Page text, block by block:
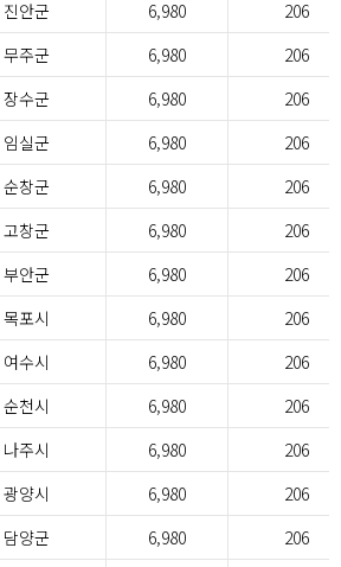
진안군 6,980
206
무주군 6,980
206
장수군 6,980
206
임실군 6,980
206
순창군 6,980
206
고창군 6,980
206
부안군 6,980
206
목포시 6,980
206
여수시 6,980
206
순천시 6,980
206
나주시 6,980
206
광양시 6,980
206
담양군 6,980
206